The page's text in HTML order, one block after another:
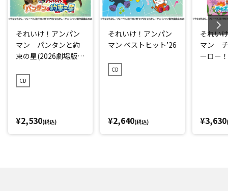
それいけ！アンパン
マン パンタンと約
束の星(2026劇場版ベ
CD
¥2,530(税込)
それいけ！アンパン
マン ベストヒット’26
CD
¥2,640(税込)
それい
マン チ
ーロー
¥3,630